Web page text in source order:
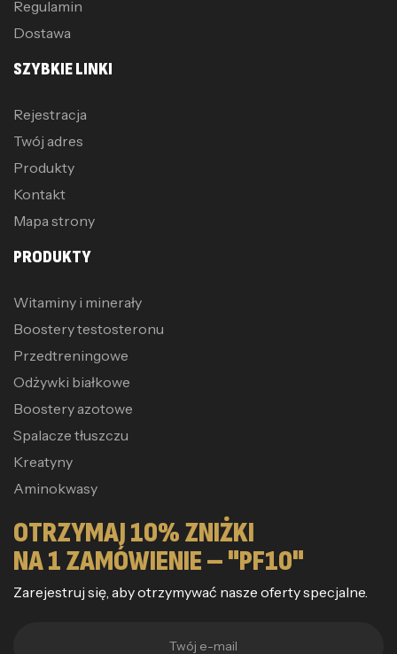
Regulamin
Dostawa
SZYBKIE LINKI
Rejestracja
Twój adres
Produkty
Kontakt
Mapa strony
PRODUKTY
Witaminy i minerały
Boostery testosteronu
Przedtreningowe
Odżywki białkowe
Boostery azotowe
Spalacze tłuszczu
Kreatyny
Aminokwasy
OTRZYMAJ 10% ZNIŻKI
NA 1 ZAMÓWIENIE – "PF10"
Zarejestruj się, aby otrzymywać nasze oferty specjalne.